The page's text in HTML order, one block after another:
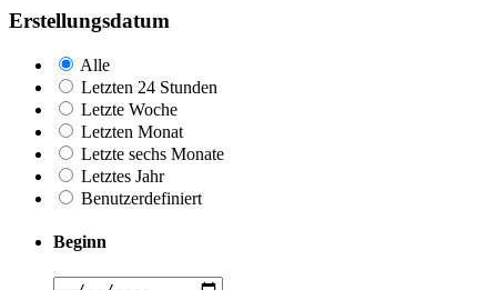
Erstellungsdatum
Alle
Letzten 24 Stunden
Letzte Woche
Letzten Monat
Letzte sechs Monate
Letztes Jahr
Benutzerdefiniert
Beginn